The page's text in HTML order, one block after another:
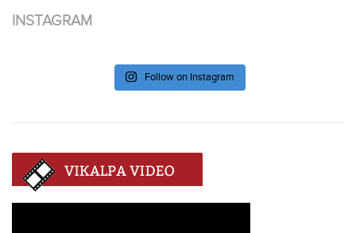
INSTAGRAM
Follow on Instagram